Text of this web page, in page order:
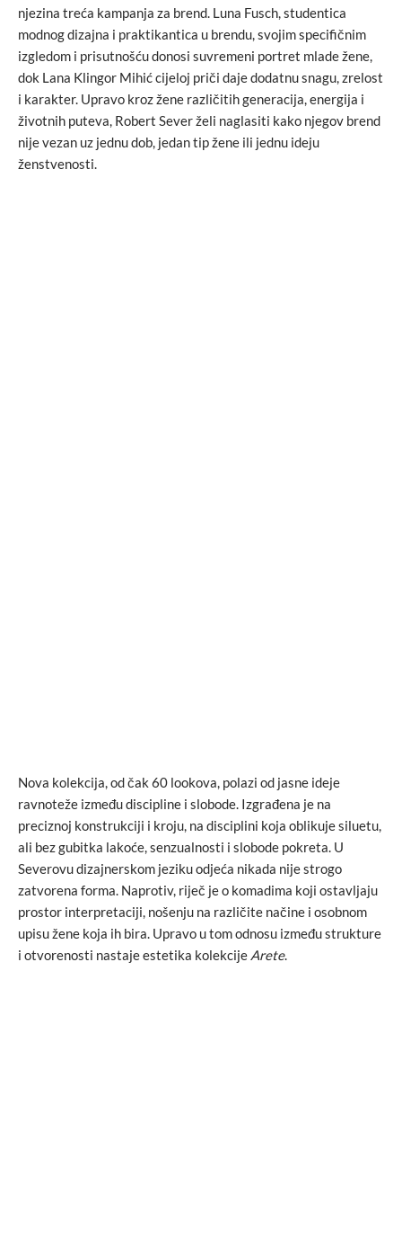
njezina treća kampanja za brend. Luna Fusch, studentica
modnog dizajna i praktikantica u brendu, svojim specifičnim
izgledom i prisutnošću donosi suvremeni portret mlade žene,
dok Lana Klingor Mihić cijeloj priči daje dodatnu snagu, zrelost
i karakter. Upravo kroz žene različitih generacija, energija i
životnih puteva, Robert Sever želi naglasiti kako njegov brend
nije vezan uz jednu dob, jedan tip žene ili jednu ideju
ženstvenosti.
Nova kolekcija, od čak 60 lookova, polazi od jasne ideje
ravnoteže između discipline i slobode. Izgrađena je na
preciznoj konstrukciji i kroju, na disciplini koja oblikuje siluetu,
ali bez gubitka lakoće, senzualnosti i slobode pokreta. U
Severovu dizajnerskom jeziku odjeća nikada nije strogo
zatvorena forma. Naprotiv, riječ je o komadima koji ostavljaju
prostor interpretaciji, nošenju na različite načine i osobnom
upisu žene koja ih bira. Upravo u tom odnosu između strukture
i otvorenosti nastaje estetika kolekcije Arete.